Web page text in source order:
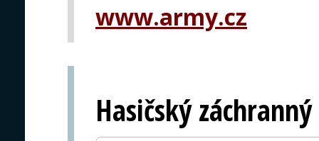
www.army.cz
Hasičský